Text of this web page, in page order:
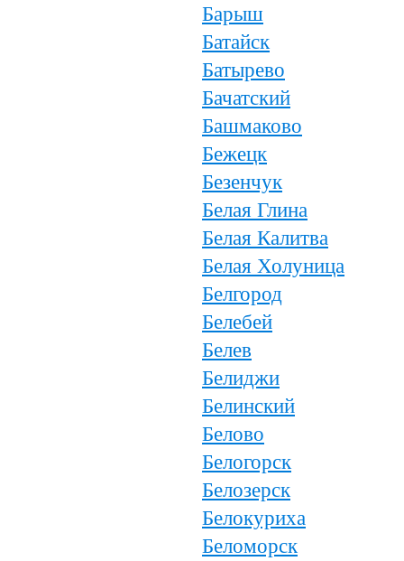
Барыш
Батайск
Батырево
Бачатский
Башмаково
Бежецк
Безенчук
Белая Глина
Белая Калитва
Белая Холуница
Белгород
Белебей
Белев
Белиджи
Белинский
Белово
Белогорск
Белозерск
Белокуриха
Беломорск